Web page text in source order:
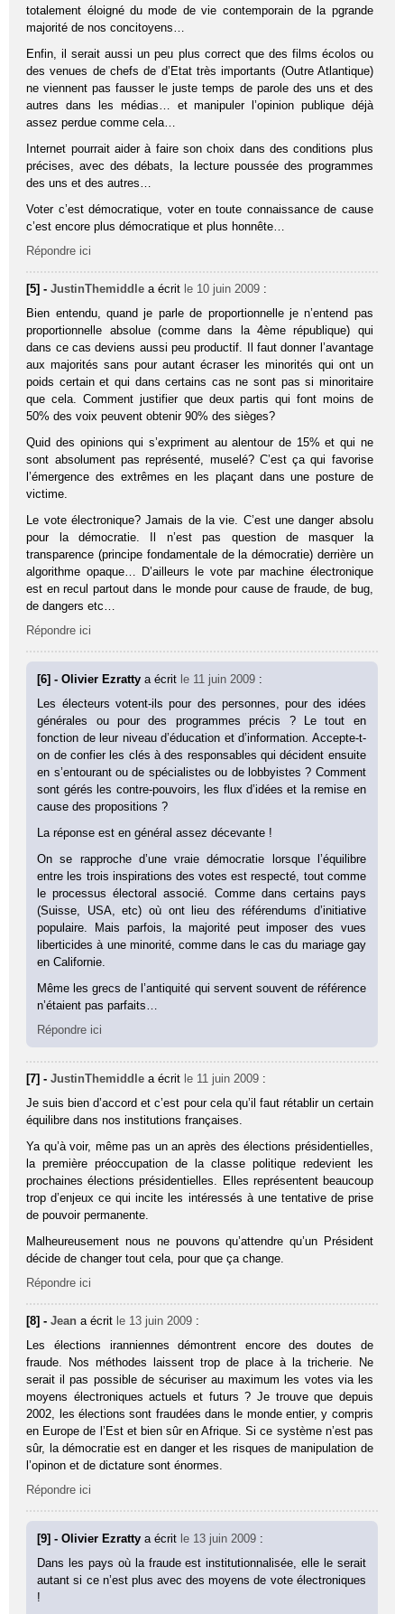
totalement éloigné du mode de vie contemporain de la pgrande
majorité de nos concitoyens…
Enfin, il serait aussi un peu plus correct que des films écolos ou
des venues de chefs de d’Etat très importants (Outre Atlantique)
ne viennent pas fausser le juste temps de parole des uns et des
autres dans les médias… et manipuler l’opinion publique déjà
assez perdue comme cela…
Internet pourrait aider à faire son choix dans des conditions plus
précises, avec des débats, la lecture poussée des programmes
des uns et des autres…
Voter c’est démocratique, voter en toute connaissance de cause
c’est encore plus démocratique et plus honnête…
Répondre ici
[5] -JustinThemiddle a écrit le 10 juin 2009 :
Bien entendu, quand je parle de proportionnelle je n’entend pas
proportionnelle absolue (comme dans la 4ème république) qui
dans ce cas deviens aussi peu productif. Il faut donner l’avantage
aux majorités sans pour autant écraser les minorités qui ont un
poids certain et qui dans certains cas ne sont pas si minoritaire
que cela. Comment justifier que deux partis qui font moins de
50% des voix peuvent obtenir 90% des sièges?
Quid des opinions qui s’expriment au alentour de 15% et qui ne
sont absolument pas représenté, muselé? C’est ça qui favorise
l’émergence des extrêmes en les plaçant dans une posture de
victime.
Le vote électronique? Jamais de la vie. C’est une danger absolu
pour la démocratie. Il n’est pas question de masquer la
transparence (principe fondamentale de la démocratie) derrière un
algorithme opaque… D’ailleurs le vote par machine électronique
est en recul partout dans le monde pour cause de fraude, de bug,
de dangers etc…
Répondre ici
[6] - Olivier Ezrattya écrit le 11 juin 2009 :
Les électeurs votent-ils pour des personnes, pour des idées
générales ou pour des programmes précis ? Le tout en
fonction de leur niveau d’éducation et d’information. Accepte-t-
on de confier les clés à des responsables qui décident ensuite
en s’entourant ou de spécialistes ou de lobbyistes ? Comment
sont gérés les contre-pouvoirs, les flux d’idées et la remise en
cause des propositions ?
La réponse est en général assez décevante !
On se rapproche d’une vraie démocratie lorsque l’équilibre
entre les trois inspirations des votes est respecté, tout comme
le processus électoral associé. Comme dans certains pays
(Suisse, USA, etc) où ont lieu des référendums d’initiative
populaire. Mais parfois, la majorité peut imposer des vues
liberticides à une minorité, comme dans le cas du mariage gay
en Californie.
Même les grecs de l’antiquité qui servent souvent de référence
n’étaient pas parfaits…
Répondre ici
[7] -JustinThemiddle a écrit le 11 juin 2009 :
Je suis bien d’accord et c’est pour cela qu’il faut rétablir un certain
équilibre dans nos institutions françaises.
Ya qu’à voir, même pas un an après des élections présidentielles,
la première préoccupation de la classe politique redevient les
prochaines élections présidentielles. Elles représentent beaucoup
trop d’enjeux ce qui incite les intéressés à une tentative de prise
de pouvoir permanente.
Malheureusement nous ne pouvons qu’attendre qu’un Président
décide de changer tout cela, pour que ça change.
Répondre ici
[8] -Jean a écrit le 13 juin 2009 :
Les élections iranniennes démontrent encore des doutes de
fraude. Nos méthodes laissent trop de place à la tricherie. Ne
serait il pas possible de sécuriser au maximum les votes via les
moyens électroniques actuels et futurs ? Je trouve que depuis
2002, les élections sont fraudées dans le monde entier, y compris
en Europe de l’Est et bien sûr en Afrique. Si ce système n’est pas
sûr, la démocratie est en danger et les risques de manipulation de
l’opinon et de dictature sont énormes.
Répondre ici
[9] - Olivier Ezrattya écrit le 13 juin 2009 :
Dans les pays où la fraude est institutionnalisée, elle le serait
autant si ce n’est plus avec des moyens de vote électroniques
!